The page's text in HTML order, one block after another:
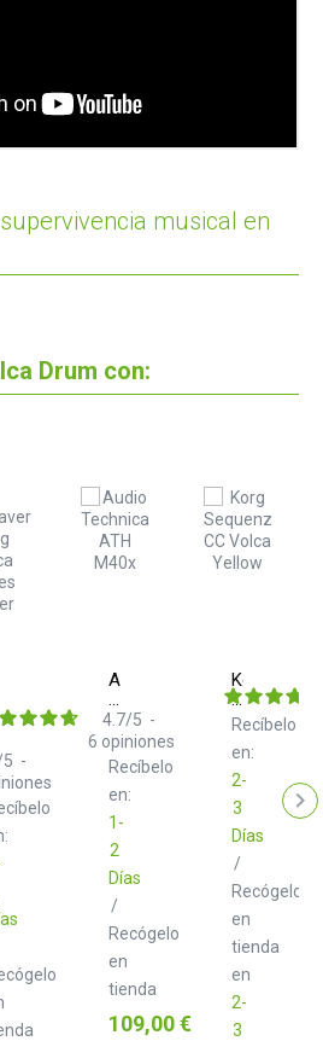
musical en
Drum con:
5 -
Audio
Technica
ATH
M40x
Recíbelo
en:
1-
2
Días
/
Recógelo
en
tienda
4.7/5 -
6 opiniones
Precio
109,00 €
Korg
Sequenz
CC
Volca
Yellow
Recíbelo
en:
2-
3
Días
/
Recógelo
en
tienda
en
2-
3